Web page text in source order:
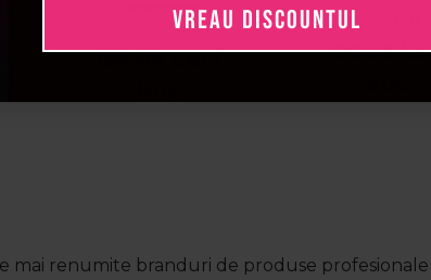
Invigo Nutri- Enrich
Wonder balm
198,96LEI /
247,34 LEI
balsam
fixativ Eimi
320,33
PRP:
mai renumite branduri de produse
VREAU DISCOUNTUL